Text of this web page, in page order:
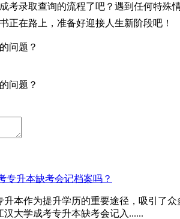
考录取查询的流程了吧？遇到任何特殊
正在路上，准备好迎接人生新阶段吧！
问题？
问题？
专升本缺考会记档案吗？
升本作为提升学历的重要途径，吸引了
汉大学成考专升本缺考会记入......